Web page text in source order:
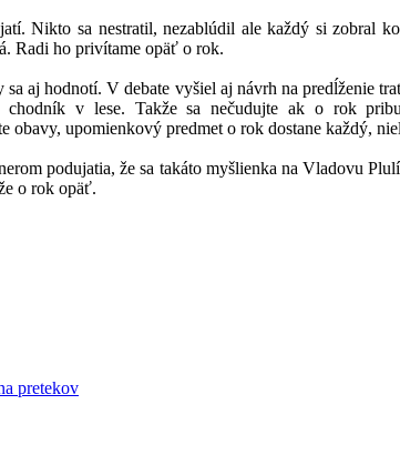
Nikto sa nestratil, nezablúdil ale každý si zobral
Radi ho privítame opäť o rok.
aj hodnotí. V debate vyšiel aj návrh na predĺženie
v lese. Takže sa nečudujte ak o rok
obavy, upomienkový predmet o rok dostane každý,
podujatia, že sa takáto myšlienka na Vladovu
o rok opäť.
pretekov